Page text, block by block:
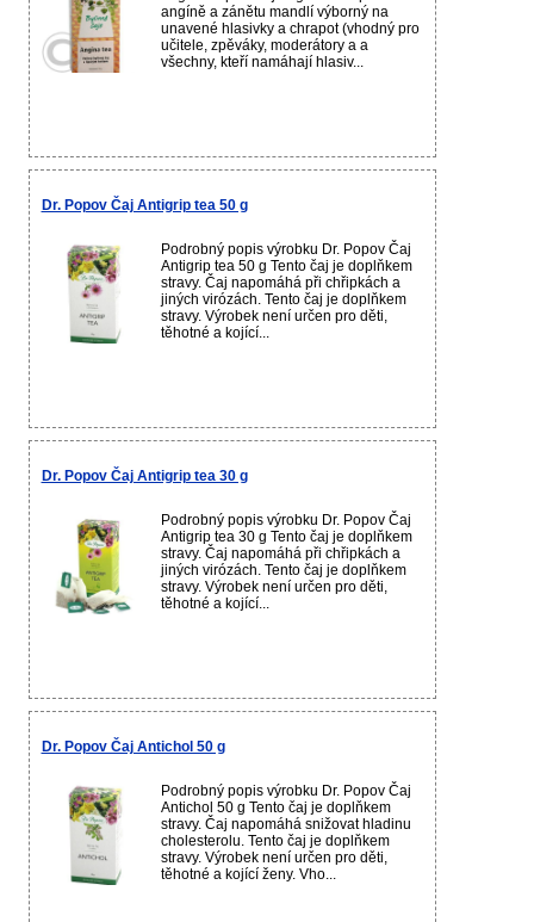
angíně a zánětu mandlí výborný na
unavené hlasivky a chrapot (vhodný pro
učitele, zpěváky, moderátory a a
všechny, kteří namáhají hlasiv...
Dr. Popov Čaj Antigrip tea 50 g
Podrobný popis výrobku Dr. Popov Čaj
Antigrip tea 50 g Tento čaj je doplňkem
stravy. Čaj napomáhá při chřipkách a
jiných virózách. Tento čaj je doplňkem
stravy. Výrobek není určen pro děti,
těhotné a kojící...
Dr. Popov Čaj Antigrip tea 30 g
Podrobný popis výrobku Dr. Popov Čaj
Antigrip tea 30 g Tento čaj je doplňkem
stravy. Čaj napomáhá při chřipkách a
jiných virózách. Tento čaj je doplňkem
stravy. Výrobek není určen pro děti,
těhotné a kojící...
Dr. Popov Čaj Antichol 50 g
Podrobný popis výrobku Dr. Popov Čaj
Antichol 50 g Tento čaj je doplňkem
stravy. Čaj napomáhá snižovat hladinu
cholesterolu. Tento čaj je doplňkem
stravy. Výrobek není určen pro děti,
těhotné a kojící ženy. Vho...